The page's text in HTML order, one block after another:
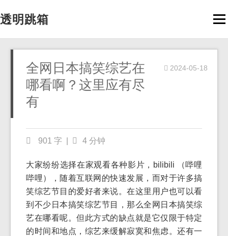
透明跳箱
全网日本搞笑综艺在
哪看啊？这里应有尽
有
2024-05-18
901 字 4 分钟
大家纷纷选择在家观看各种影片，bilibili （哔哩
哔哩），随着互联网的快速发展，而对于许多搞
笑综艺节目的爱好者来说。在这里用户也可以看
到不少日本搞笑综艺节目，那么全网日本搞笑综
艺在哪看呢。但此方式的缺点就是它仅限于特定
的时间和地点，综艺来缓解寂寞和焦虑。还有一